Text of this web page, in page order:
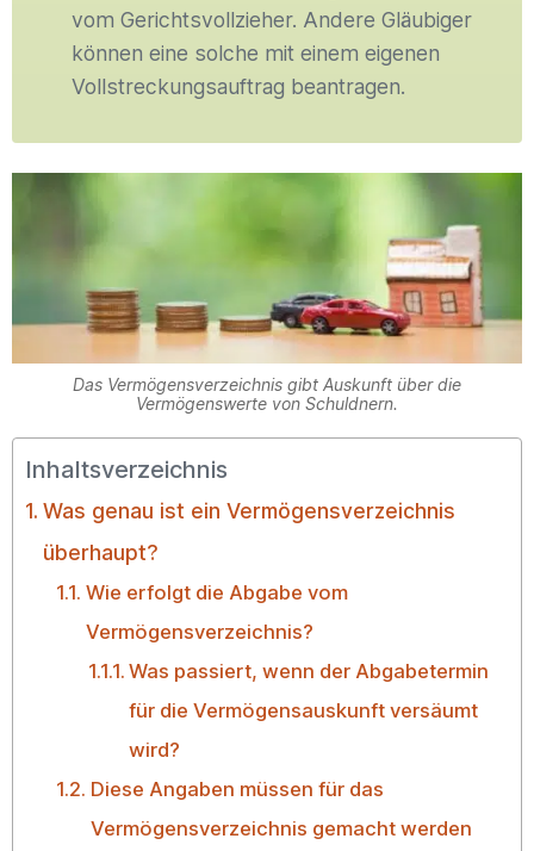
vom Gerichtsvollzieher. Andere Gläubiger
können eine solche mit einem eigenen
Vollstreckungsauftrag beantragen.
Das Vermögensverzeichnis gibt Auskunft über die
Vermögenswerte von Schuldnern.
Inhaltsverzeichnis
Was genau ist ein Vermögensverzeichnis
überhaupt?
Wie erfolgt die Abgabe vom
Vermögensverzeichnis?
Was passiert, wenn der Abgabetermin
für die Vermögensauskunft versäumt
wird?
Diese Angaben müssen für das
Vermögensverzeichnis gemacht werden